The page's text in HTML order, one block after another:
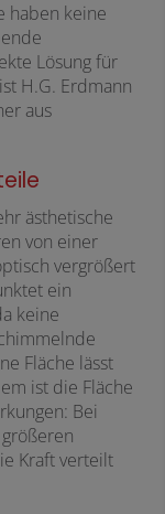
haben keine
Lösung für
H.G. Erdmann
aus
ästhetische
von einer
vergrößert
ein
keine
Fläche lässt
ist die Fläche
Bei
Kraft verteilt